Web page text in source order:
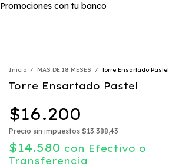
Promociones con tu banco
Inicio / MAS DE 18 MESES / Torre Ensartado Pastel
Torre Ensartado Pastel
$16.200
Precio sin impuestos $13.388,43
$14.580 con Efectivo o
Transferencia